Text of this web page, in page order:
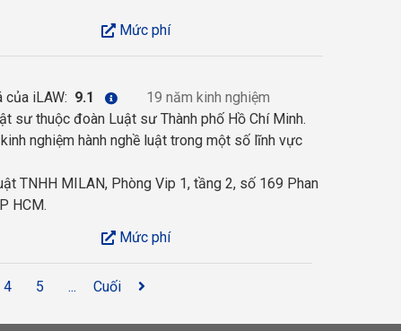
Mức phí
của iLAW: 9.1
19 năm kinh nghiệm
thuộc đoàn Luật sư Thành phố Hồ Chí Minh.
nghiệm hành nghề luật trong một số lĩnh vực
TNHH MILAN, Phòng Vip 1, tầng 2, số 169 Phan
HCM.
Mức phí
4 5 ... Cuối